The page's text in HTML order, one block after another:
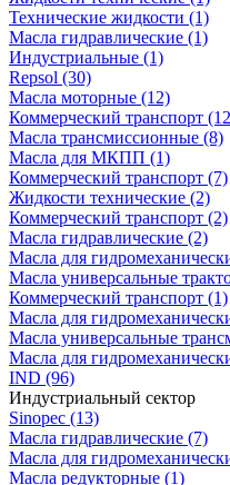
Технические жидкости (1)
Масла гидравлические (1)
Индустриальные (1)
Repsol (30)
Масла моторные (12)
Коммерческий транспорт
Масла трансмиссионные (8)
Масла для МКПП (1)
Коммерческий транспорт (7)
Жидкости технические (2)
Коммерческий транспорт (2)
Масла гидравлические (2)
Масла для
Масла универсальные
Коммерческий транспорт (1)
Масла для
Масла универсальные
Масла для
IND (96)
Индустриальный сектор
Sinopec (13)
Масла гидравлические (7)
Масла для
Масла редукторные (1)